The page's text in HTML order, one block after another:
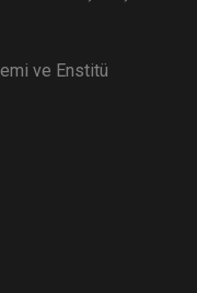
ve Enstitü